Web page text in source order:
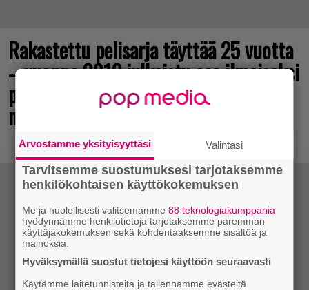
Rakastettu pelisarja täyttää 25 vuotta
– vuonna 2012 julkaistu osa ilmaiseksi
pc:lle, muita osia voi testailla
maksutta
Arvostamme yksityisyyttäsi Valintasi
Tarvitsemme suostumuksesi tarjotaksemme
henkilökohtaisen käyttökokemuksen
Me ja huolellisesti valitsemamme88 teknologiakumppania
hyödynnämme henkilötietoja tarjotaksemme paremman
käyttäjäkokemuksen sekä kohdentaaksemme sisältöä ja
mainoksia.
Hyväksymällä suostut tietojesi käyttöön seuraavasti
Käytämme laitetunnisteita ja tallennamme evästeitä